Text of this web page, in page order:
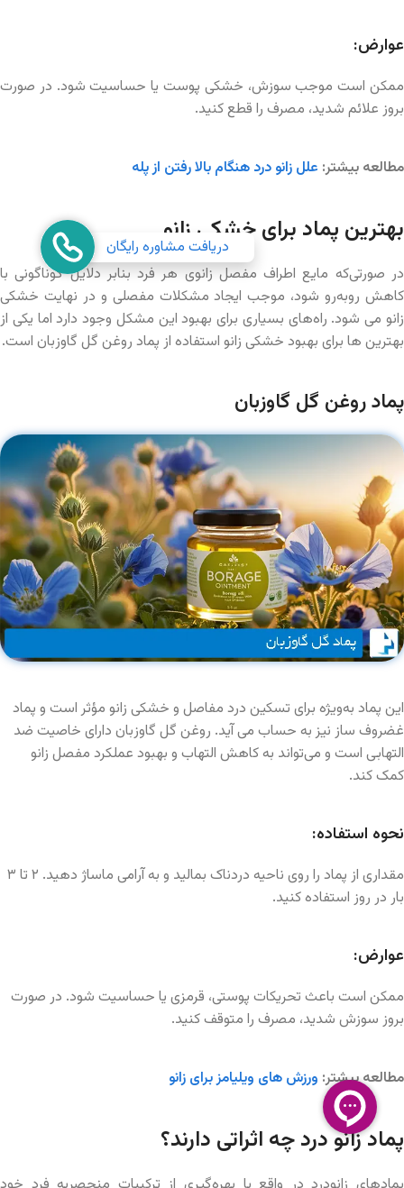
عوارض:
ممکن است موجب سوزش، خشکی پوست یا حساسیت شود. در صورت
بروز علائم شدید، مصرف را قطع کنید.
مطالعه بیشتر: علل زانو درد هنگام بالا رفتن از پله
بهترین پماد برای خشکی زانو
در‌ صورتی‌که مایع اطراف مفصل زانوی هر فرد بنابر دلایل گوناگونی با
کاهش روبه‌رو شود، موجب ایجاد مشکلات مفصلی و در نهایت خشکی
زانو می شود. راه‌های بسیاری برای بهبود این مشکل وجود دارد اما یکی از
بهترین ها برای بهبود خشکی زانو استفاده از پماد روغن گل گاوزبان است.
پماد روغن گل گاوزبان
این پماد به‌ویژه برای تسکین درد مفاصل و خشکی زانو مؤثر است و پماد
غضروف ساز نیز به حساب می آید. روغن گل گاوزبان دارای خاصیت ضد
التهابی است و می‌تواند به کاهش التهاب و بهبود عملکرد مفصل زانو
کمک کند.
نحوه استفاده:
مقداری از پماد را روی ناحیه دردناک بمالید و به آرامی ماساژ دهید. ۲ تا ۳
بار در روز استفاده کنید.
عوارض:
ممکن است باعث تحریکات پوستی، قرمزی یا حساسیت شود. در صورت
بروز سوزش شدید، مصرف را متوقف کنید.
مطالعه بیشتر: ورزش های ویلیامز برای زانو
پماد زانو درد چه اثراتی دارند؟
دریافت مشاوره رایگان